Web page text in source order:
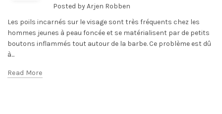
Posted byArjen Robben
Les poils incarnés sur le visage sont très fréquents chez les
hommes jeunes à peau foncée et se matérialisent par de petits
boutons inflammés tout autour de la barbe. Ce problème est dû
à...
Read More